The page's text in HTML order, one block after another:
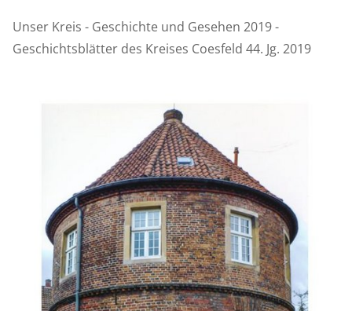
Unser Kreis - Geschichte und Gesehen 2019 -
Geschichtsblätter des Kreises Coesfeld 44. Jg. 2019